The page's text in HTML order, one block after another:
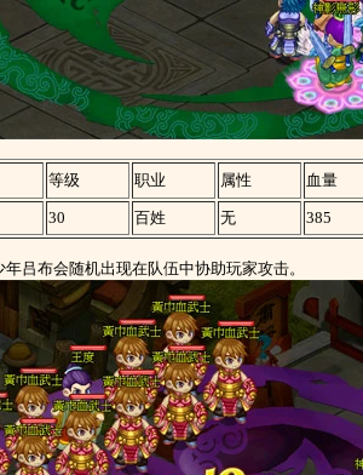
等级 职业 属性 血量
30 百姓 无 385
吕布会随机出现在队伍中协助玩家攻击。